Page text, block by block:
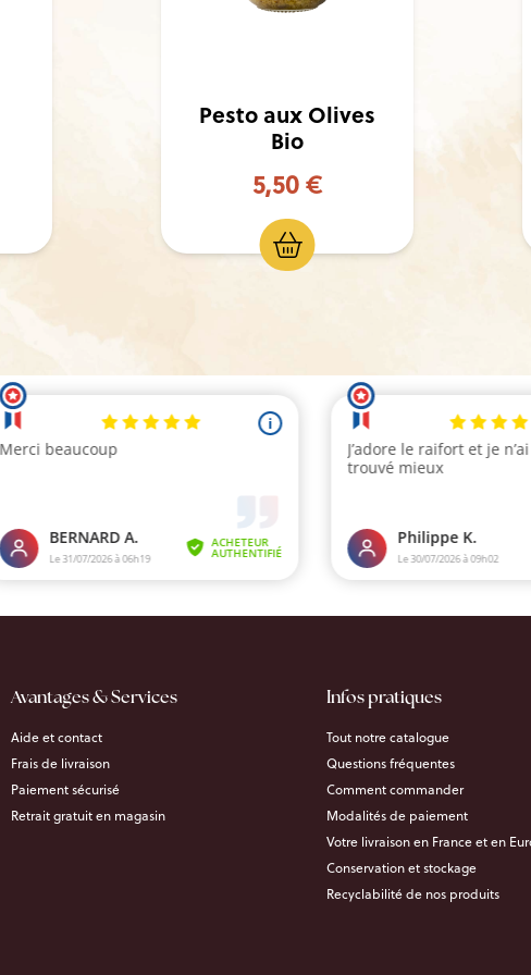
la Moutarde
d'Alsace
6,50 €
Avantages & Services
Aide et contact
Frais de livraison
Paiement sécurisé
Retrait gratuit en magasin
Infos pratiques
Tout notre catalogue
Questions fréquentes
Comment commander
Modalités de paiement
Votre livraison en France et en
Conservation et stockage
Recyclabilité de nos produits